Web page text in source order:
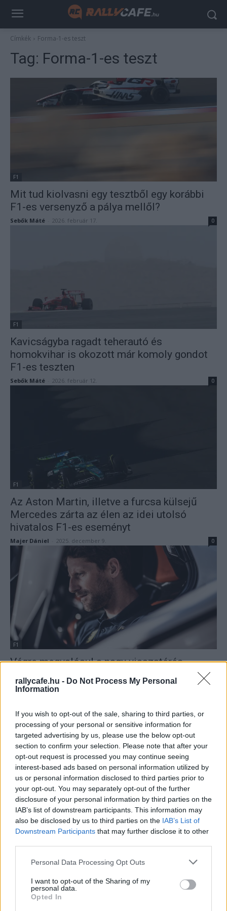
rallycafe.hu - Do Not Process My Personal
Information
If you wish to opt-out of the sale, sharing to third parties, or
processing of your personal or sensitive information for
targeted advertising by us, please use the below opt-out
section to confirm your selection. Please note that after your
opt-out request is processed you may continue seeing
interest-based ads based on personal information utilized by
us or personal information disclosed to third parties prior to
your opt-out. You may separately opt-out of the further
disclosure of your personal information by third parties on the
IAB’s list of downstream participants. This information may
also be disclosed by us to third parties on the IAB’s List of
Downstream Participants that may further disclose it to other
Please note that this website/app uses one or more Google
not limited to your visit or usage behaviour. You may click to
grant or deny consent to Google and its third-party tags to
use your data for below specified purposes in below Google
Personal Data Processing Opt Outs
I want to opt-out of the Sharing of my
personal data.
Opted In
Címkék Forma-1-es teszt
Tag: Forma-1-es teszt
F1
Mit tud kiolvasni egy tesztből egy korábbi
F1-es versenyző a pálya mellől?
Sebők Máté 2026. február 17. 0
F1
Kavicságyba ragadt teherautó és
homokvihar is okozott már komoly gondot
F1-es teszten
Sebők Máté 2026. február 12. 0
F1
Az Aston Martin, illetve a furcsa külsejű
Mercedes zárta az élen az idei utolsó
hivatalos F1-es eseményt
Majer Dániel 2025. december 9. 0
F1
Végre megvalósul a nagy visszatérés,
mégsem a halálközeli élmény lesz Grosjean
utolsó F1-es emléke
Nem a silverstone-i lábtörés az első – ez
volt Schumacher karrierjének legnagyobb
sebességű balesete
Sebők Máté - 2025. szeptember 3.